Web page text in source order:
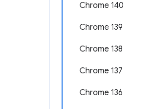
Chrome 140
Chrome 139
Chrome 138
Chrome 137
Chrome 136